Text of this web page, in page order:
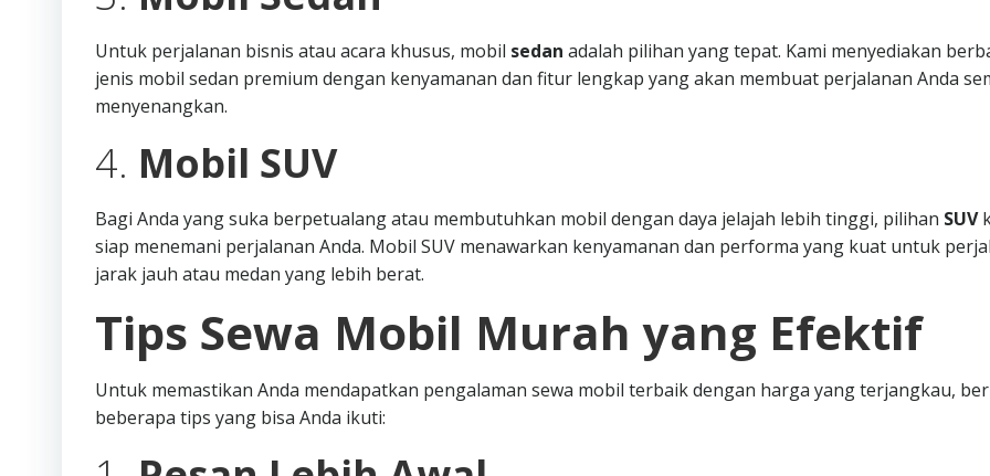
Untuk perjalanan bisnis atau acara khusus, mobil sedan adalah pilihan yang tepat. Kami menyediakan
jenis mobil sedan premium dengan kenyamanan dan fitur lengkap yang akan membuat perjalanan Anda
menyenangkan.
4. Mobil SUV
Bagi Anda yang suka berpetualang atau membutuhkan mobil dengan daya jelajah lebih tinggi, pilihan SUV
siap menemani perjalanan Anda. Mobil SUV menawarkan kenyamanan dan performa yang kuat untuk
jarak jauh atau medan yang lebih berat.
Tips Sewa Mobil Murah yang Efektif
Untuk memastikan Anda mendapatkan pengalaman sewa mobil terbaik dengan harga yang terjangkau,
beberapa tips yang bisa Anda ikuti: